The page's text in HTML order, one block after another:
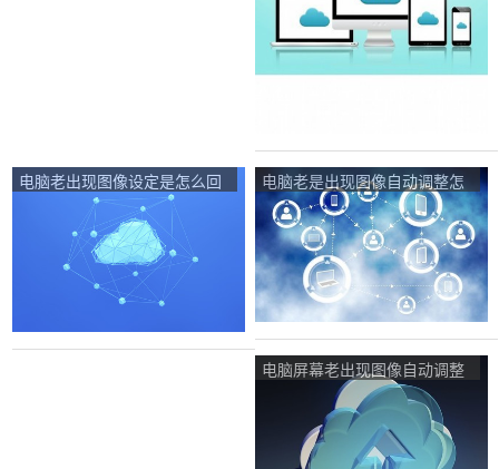
电脑老出现图像设定是怎么回
电脑老是出现图像自动调整怎
么办？
电脑屏幕老出现图像自动调整
是怎么回事？